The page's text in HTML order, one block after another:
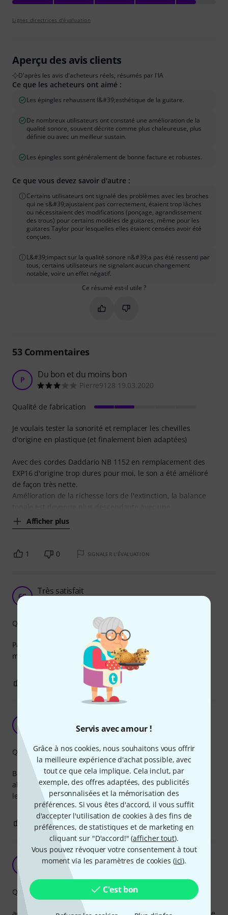
Servis avec amour !
Grâce à nos cookies, nous souhaitons vous offrir
la meilleure expérience d'achat possible, avec
tout ce que cela implique. Cela inclut, par
exemple, des offres adaptées, des publicités
personnalisées et la mémorisation des
préférences. Si vous êtes d'accord, il vous suffit
d'accepter l'utilisation de cookies à des fins de
préférences, de statistiques et de marketing en
cliquant sur "D'accord!" (afficher tout).
Vous pouvez révoquer votre consentement à tout
moment via les paramètres de cookies (ici).
C'est bon
Lignes directrices d'évaluation
Aperçu des avis clients
D'après les avis d'acheteurs réels, résumés par l'IA
Ce que les acheteurs ont aimé :
Les épingles rehaussent l&#39;esthétique de la guitare.
De nombreux utilisateurs ont constaté une amélioration de la
qualité sonore, souvent décrite comme plus chaleureuse, plus
définie ou avec un meilleur sustain.
Les épingles sont généralement de bonne facture et robustes.
Ce que vous devez savoir d'autre :
Certains utilisateurs ont signalé des problèmes avec les broches
qui ne s&#39;ajustaient pas correctement, étaient trop lâches
ou nécessitaient des modifications (ponçage, agrandissement
des trous) pour certains modèles de guitares, même pour les
guitares Taylor pour lesquelles elles étaient censées avoir été
conçues.
L&#39;impact sur la qualité sonore n&#39;a pas été ressenti par
tous, certains utilisateurs ne signalant aucun changement
notable, voire un effet négatif.
Ce résumé est-il utile ?
Marquer ce résumé comme utile
Marquer ce résumé comme
53Commentaires
P Du bon et du moins bon
Pierre9128 19.03.2020
Je voulais tester la sonorité et remplacer les chevilles
d'origine en plastique (et finalement bien adaptées)
Avec des cordes Daddario NB 1152 en remplacement des
EXP16 d'origine trop dures pour moi, le son a été amélioré
de façon très nette.
Amélioration de la richesse lors de l'extinction, la balance
Afficher plus
Qualité de fabrication
1 0 SIGNALER L'ÉVALUATION
6C Très satisfait
Pas de problème de taille. Sustain magnifique qui réveille
ma vieille kawai folk (45 ans)
Qualité de fabrication
SIGNALER L'ÉVALUATION
Saldolar 23.10.2025
Beau produit mais beaucoup trop fines pour ma GS mini
alors que Taylor indique qu'elles sont adaptées à toutes
leurs guitares...
Qualité de fabrication
0
bien mieux que le plastique
achetées pour remplacer les chevilles en plastique d'origine
Qualité de fabrication